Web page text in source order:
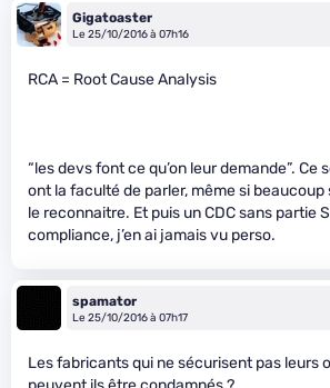
Gigatoaster
Le 25/10/2016 à 07h16
RCA = Root Cause Analysis
“les devs font ce qu’on leur demande”. Ce
ont la faculté de parler, même si
le reconnaitre. Et puis un CDC sans partie
compliance, j’en ai jamais vu perso.
spamator
Le 25/10/2016 à 07h17
Les fabricants qui ne sécurisent pas leurs